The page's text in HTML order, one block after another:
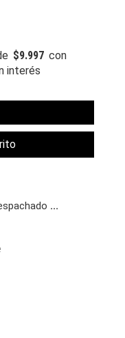
$9.997 con
interés
...